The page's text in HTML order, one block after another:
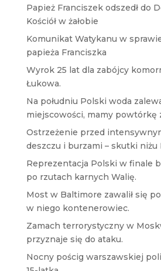
Papież Franciszek odszedł do
Kościół w żałobie
Komunikat Watykanu w
papieża Franciszka
Wyrok 25 lat dla zabójcy
Łukowa.
Na południu Polski woda
miejscowości, mamy powtórkę
Ostrzeżenie przed
deszczu i burzami – skutki niżu
Reprezentacja Polski w finale
po rzutach karnych Walię.
Most w Baltimore zawalił się
w niego kontenerowiec.
Zamach terrorystyczny w
przyznaje się do ataku.
Nocny pościg warszawskiej